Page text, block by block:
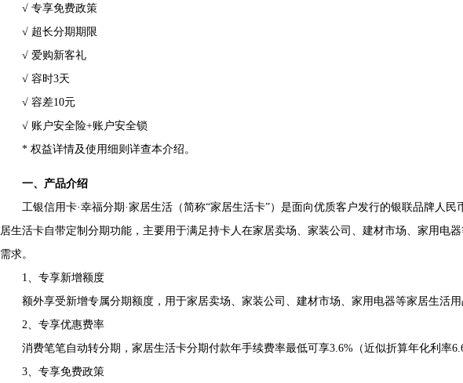
√ 专享免费政策
√ 超长分期期限
√ 爱购新客礼
√ 容时3天
√ 容差10元
√ 账户安全险+账户安全锁
* 权益详情及使用细则详查本介绍。
一、产品介绍
工银信用卡·幸福分期·家居生活（简称“家居生活卡”）是面向优质客户发行的银联品牌人民
居生活卡自带定制分期功能，主要用于满足持卡人在家居卖场、家装公司、建材市场、家用电
需求。
1、专享新增额度
额外享受新增专属分期额度，用于家居卖场、家装公司、建材市场、家用电器等家居生活用
2、专享优惠费率
消费笔笔自动转分期，家居生活卡分期付款年手续费率最低可享3.6%（近似折算年化利率
3、专享免费政策